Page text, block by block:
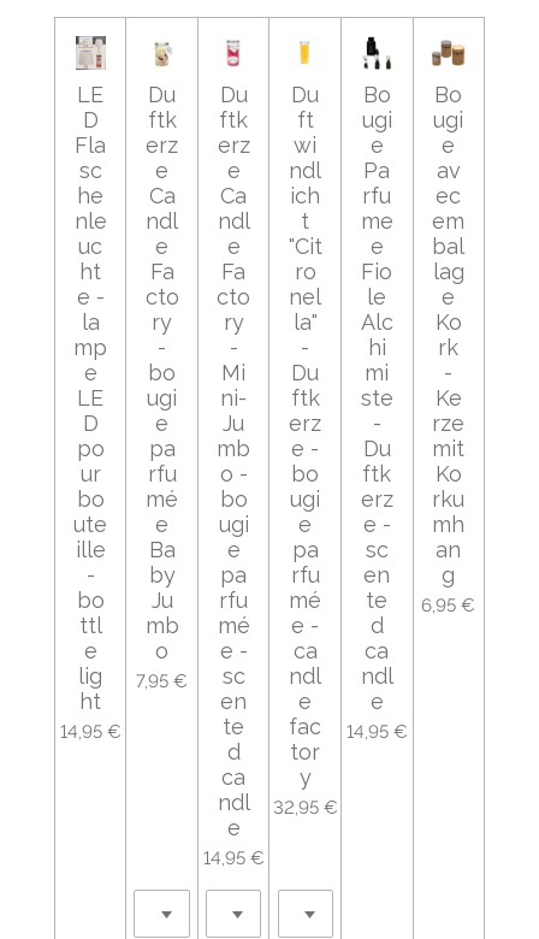
LE
D
Fla
sc
he
nle
uc
ht
e -
la
mp
e
LE
D
po
ur
bo
ute
ille
-
bo
ttl
e
lig
ht
14,95 €
Du
ftk
erz
e
Ca
ndl
e
Fa
cto
ry
-
bo
ugi
e
pa
rfu
mé
e
Ba
by
Ju
mb
o
7,95 €
Du
ftk
erz
e
Ca
ndl
e
Fa
cto
ry
-
Mi
ni-
Ju
mb
o -
bo
ugi
e
pa
rfu
mé
e -
sc
en
te
d
ca
ndl
e
14,95 €
Du
ft
wi
ndl
ich
t
"Cit
ro
nel
la"
-
Du
ftk
erz
e -
bo
ugi
e
pa
rfu
mé
e -
ca
ndl
e
fac
tor
y
32,95 €
Bo
ugi
e
Pa
rfu
me
e
Fio
le
Alc
hi
mi
ste
-
Du
ftk
erz
e -
sc
en
te
d
ca
ndl
e
14,95 €
Bo
ugi
e
av
ec
em
bal
lag
e
Ko
rk
-
Ke
rze
mit
Ko
rku
mh
an
g
6,95 €